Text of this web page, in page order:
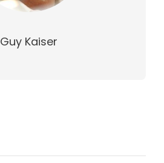
Guy Kaiser